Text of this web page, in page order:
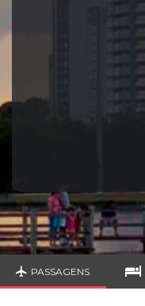
PASSAGENS